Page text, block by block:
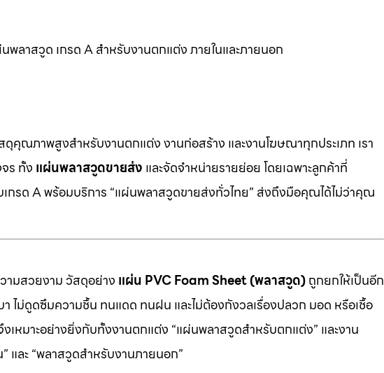
ลาสวูด เกรด A สำหรับงานตกแต่ง ภายในและภายนอก
คุณภาพสูงสำหรับงานตกแต่ง งานก่อสร้าง และงานโฆษณาทุกประเภท เรา
ร ทั้ง แผ่นพลาสวูดขายส่ง และจัดจำหน่ายรายย่อย โดยเฉพาะลูกค้าที่
กรด A พร้อมบริการ “แผ่นพลาสวูดขายส่งทั่วไทย” ส่งถึงมือคุณได้ไม่ว่าคุณ
ามสวยงาม วัสดุอย่าง แผ่น PVC Foam Sheet (พลาสวูด)ถูกยกให้เป็นอีก
ไม่ดูดซึมความชื้น ทนแดด ทนฝน และไม่ต้องกังวลเรื่องปลวก มอด หรือเชื้อ
เหมาะอย่างยิ่งกับทั้งงานตกแต่ง “แผ่นพลาสวูดสำหรับตกแต่ง” และงาน
และ “พลาสวูดสำหรับงานภายนอก”